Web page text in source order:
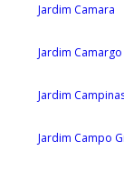
Jardim Camara
Jardim
Jardim
Jardim Campo